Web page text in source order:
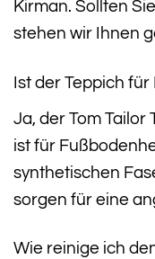
Kirman. Sollten
stehen wir Ihnen
Ist der Teppich
Ja, der Tom Tailor
ist für
synthetischen
sorgen für eine
Wie reinige ich